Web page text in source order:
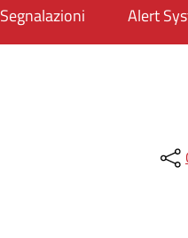
Segnalazioni Alert